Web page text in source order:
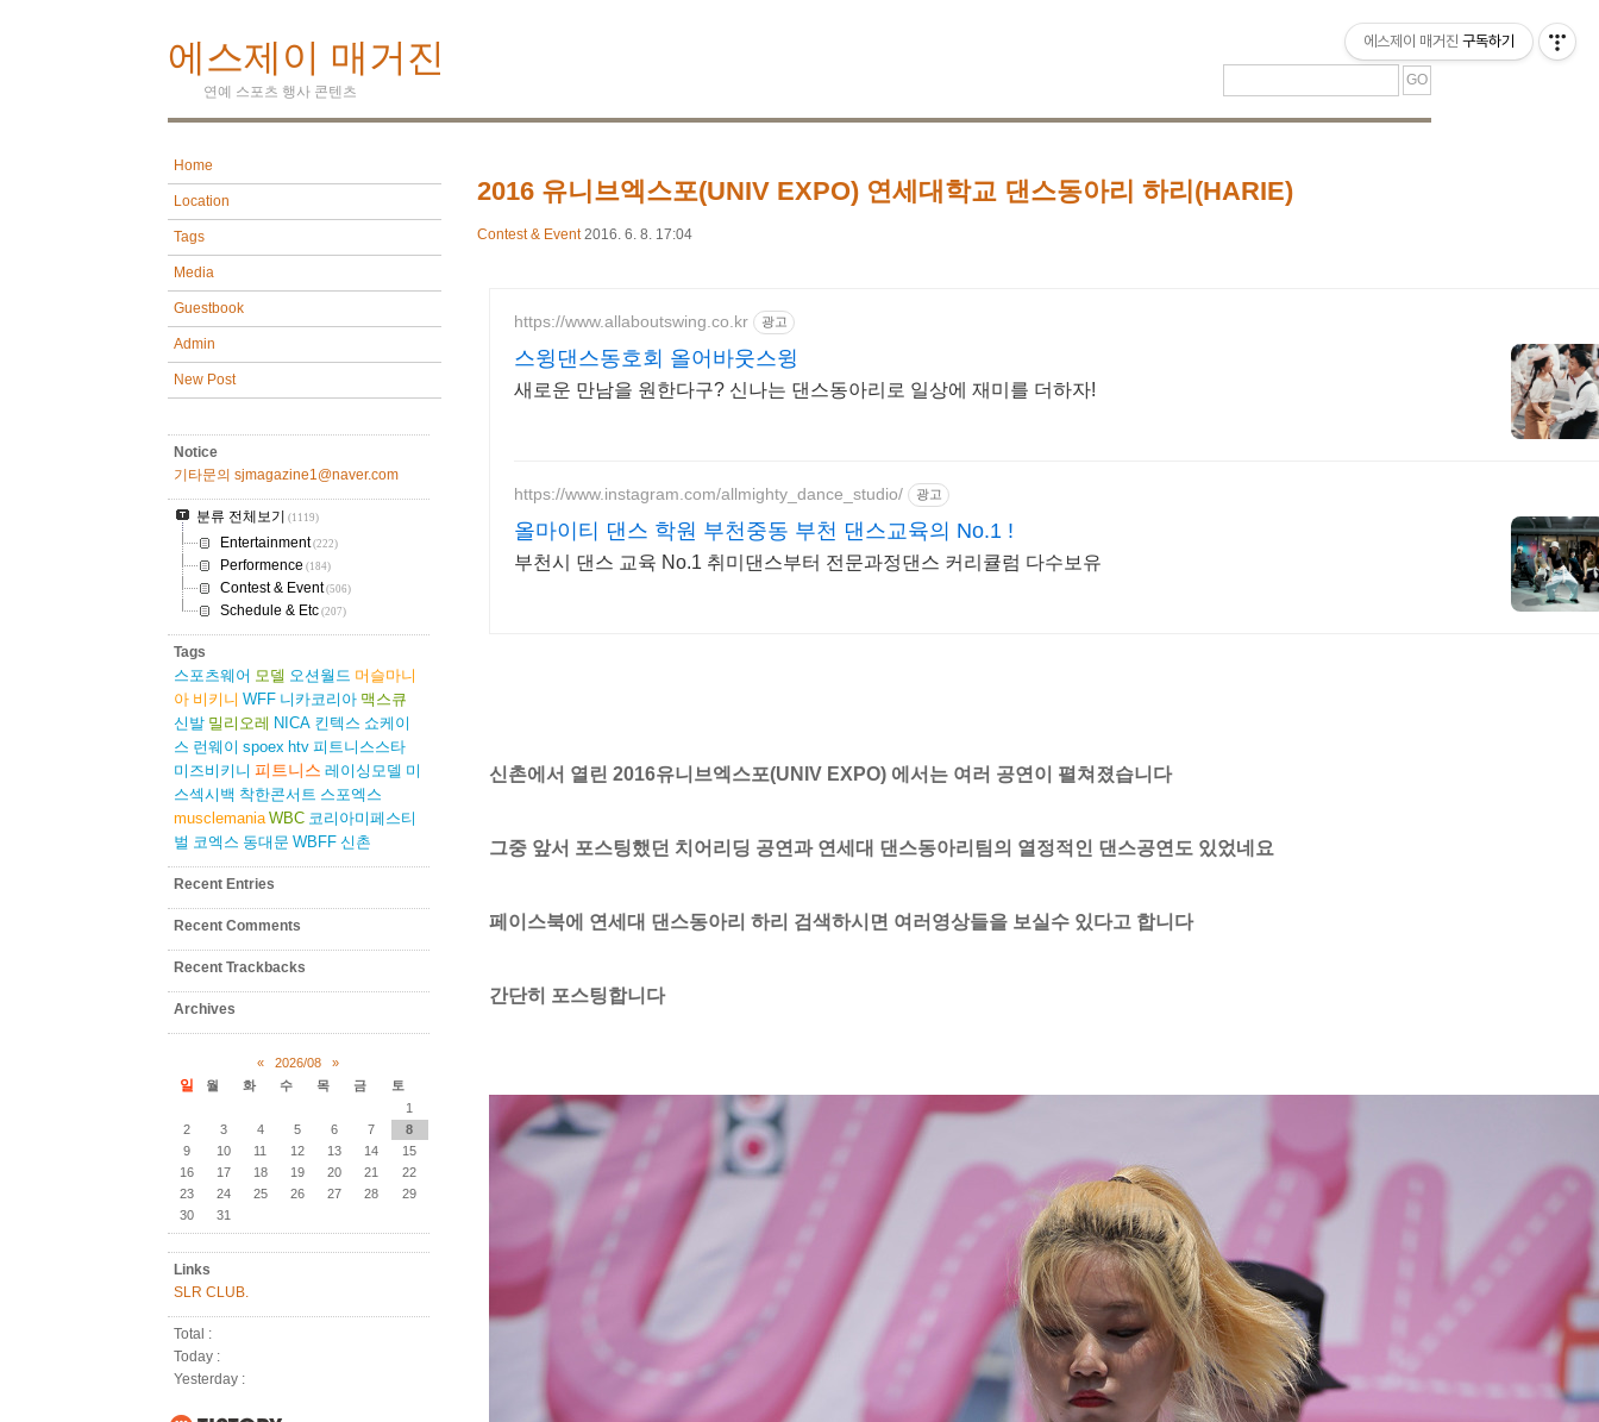
에스제이 매거진
연예 스포츠 행사 콘텐츠
Home
Location
Tags
Media
Guestbook
Admin
New Post
Notice
기타문의 sjmagazine1@naver.com
분류 전체보기 (1119)
Entertainment(222)
Performence (184)
Contest & Event(506)
Schedule & Etc(207)
Tags
스포츠웨어 모델 오션월드 머슬마니
아 비키니 WFF 니카코리아 맥스큐
신발 밀리오레 NICA 킨텍스 쇼케이
스 런웨이 spoex htv 피트니스스타
미즈비키니 피트니스 레이싱모델 미
스섹시백 착한콘서트 스포엑스
musclemania WBC 코리아미페스티
벌 코엑스 동대문 WBFF 신촌
Recent Entries
Recent Comments
Recent Trackbacks
Archives
« 2026/08 »
일 월 화 수 목 금
토
1
2
3 4 5 6 7
8
9
10 11 12 13 14
15
16
17 18 19 20 21
22
23
24 25 26 27 28
29
30
31
Links
SLR CLUB.
Total :
Today :
Yesterday :
2016 유니브엑스포(UNIV EXPO) 연세대학교 댄스동아리 하리(HARIE)
Contest & Event 2016. 6. 8. 17:04
https://www.allaboutswing.co.kr 광고
스윙댄스동호회 올어바웃스윙
새로운 만남을 원한다구? 신나는 댄스동아리로 일상에 재미를 더하자!
https://www.instagram.com/allmighty_dance_studio/ 광고
올마이티 댄스 학원 부천중동 부천 댄스교육의 No.1 !
부천시 댄스 교육 No.1 취미댄스부터 전문과정댄스 커리큘럼 다수보유
신촌에서 열린 2016유니브엑스포(UNIV EXPO) 에서는 여러 공연이 펼쳐졌습니다
그중 앞서 포스팅했던 치어리딩 공연과 연세대 댄스동아리팀의 열정적인 댄스공연도 있었네요
페이스북에 연세대 댄스동아리 하리 검색하시면 여러영상들을 보실수 있다고 합니다
간단히 포스팅합니다
에스제이 매거진 구독하기